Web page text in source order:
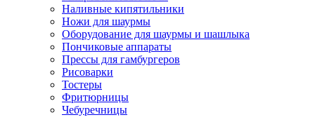
Наливные кипятильники
Ножи для шаурмы
Оборудование для шаурмы и шашлыка
Пончиковые аппараты
Прессы для гамбургеров
Рисоварки
Тостеры
Фритюрницы
Чебуречницы